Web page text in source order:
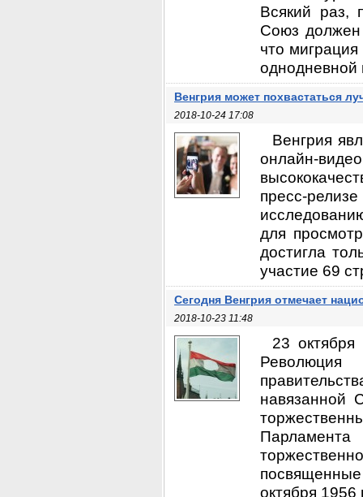
Всякий раз,
Союз должен
что
однодневной
Венгрия может похвастаться
2018-10-24 17:08
Венгрия
онлайн-
пресс-
для
достигла
участие 69
Сегодня Венгрия отмечает
2018-10-23 11:48
23
навязанной
октября 1956